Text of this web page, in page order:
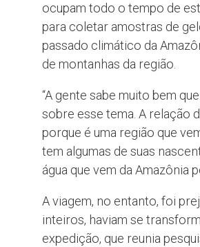
ocupam todo o tempo de
para coletar amostras de
passado climático da
de montanhas da região.
“A gente sabe muito bem
sobre esse tema. A relação
porque é uma região que
tem algumas de suas
água que vem da Amazônia
A viagem, no entanto, foi
inteiros, haviam se
expedição, que reunia